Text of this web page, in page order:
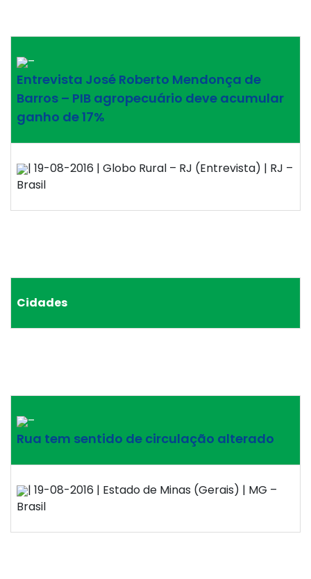
–
Entrevista José Roberto Mendonça de
Barros – PIB agropecuário deve acumular
ganho de 17%
| 19-08-2016 | Globo Rural – RJ (Entrevista) | RJ –
Brasil
Cidades
–
Rua tem sentido de circulação alterado
| 19-08-2016 | Estado de Minas (Gerais) | MG –
Brasil